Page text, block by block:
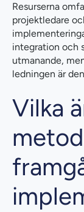
Resurserna
projektledare
integration och
utmanande,
ledningen är
Vilka